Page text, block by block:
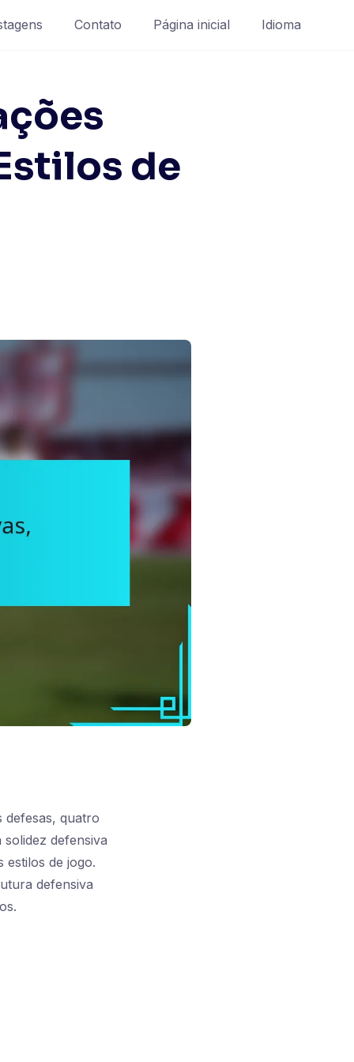
Contato Página inicial Idioma
de
quatro
defensiva
estilos de jogo.
defensiva